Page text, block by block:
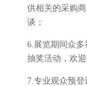
供相关的采购
谈；
6.展览期间众
抽奖活动，欢
7.专业观众预登